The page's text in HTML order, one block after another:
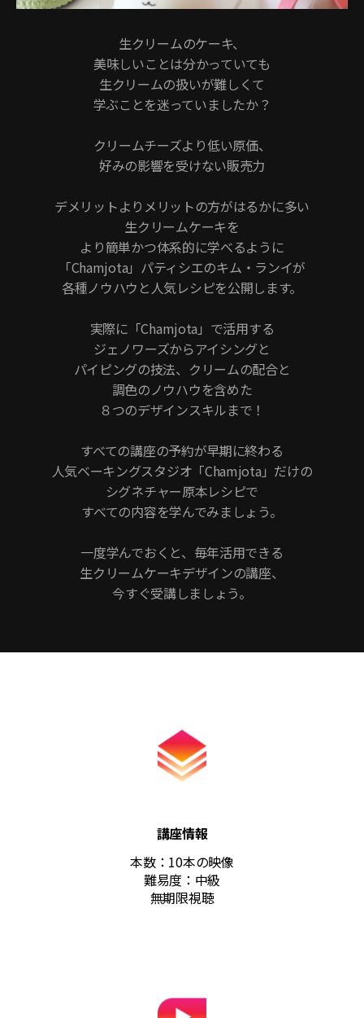
生クリームのケーキ、
美味しいことは分かっていても
生クリームの扱いが難しくて
学ぶことを迷っていましたか？
クリームチーズより低い原価、
好みの影響を受けない販売力
デメリットよりメリットの方がはるかに多い
生クリームケーキを
より簡単かつ体系的に学べるように
「Chamjota」パティシエのキム・ランイが
各種ノウハウと人気レシピを公開します。
実際に「Chamjota」で活用する
ジェノワーズからアイシングと
パイピングの技法、クリームの配合と
調色のノウハウを含めた
８つのデザインスキルまで！
すべての講座の予約が早期に終わる
人気ベーキングスタジオ「Chamjota」だけの
シグネチャー原本レシピで
すべての内容を学んでみましょう。
一度学んでおくと、毎年活用できる
生クリームケーキデザインの講座、
今すぐ受講しましょう。
講座情報
本数：10本の映像
難易度：中級
無期限視聴